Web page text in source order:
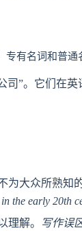
有名词和普通
司”。它们在
为大众所熟知
the early 20th
理解。
写作误